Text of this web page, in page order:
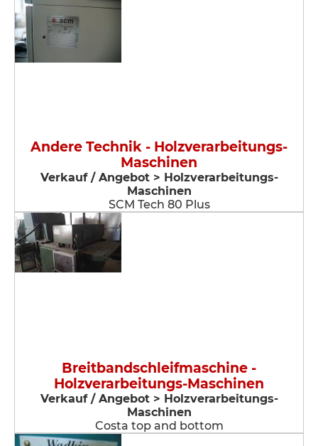
Andere Technik - Holzverarbeitungs-
Maschinen
Verkauf / Angebot > Holzverarbeitungs-
Maschinen
SCM Tech 80 Plus
Breitbandschleifmaschine -
Holzverarbeitungs-Maschinen
Verkauf / Angebot > Holzverarbeitungs-
Maschinen
Costa top and bottom